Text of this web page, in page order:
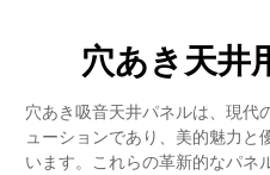
穴あき天井
穴あき吸音天井パネルは、現代
ューションであり、美的魅力と
います。これらの革新的なパネ